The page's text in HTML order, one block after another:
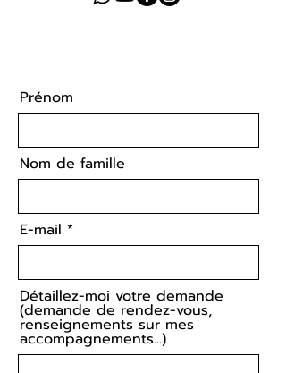
Prénom
Nom de famille
E-mail
Détaillez-moi votre demande
(demande de rendez-vous,
renseignements sur mes
accompagnements...)